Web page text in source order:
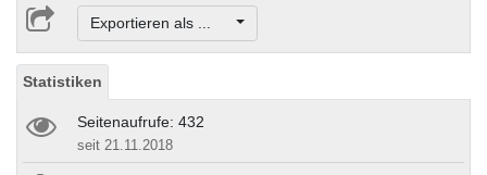
Exportieren als ...
Statistiken
Seitenaufrufe: 432
seit 21.11.2018